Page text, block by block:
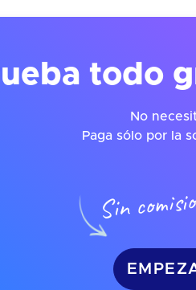
todo
No
Paga sólo por la
Sin